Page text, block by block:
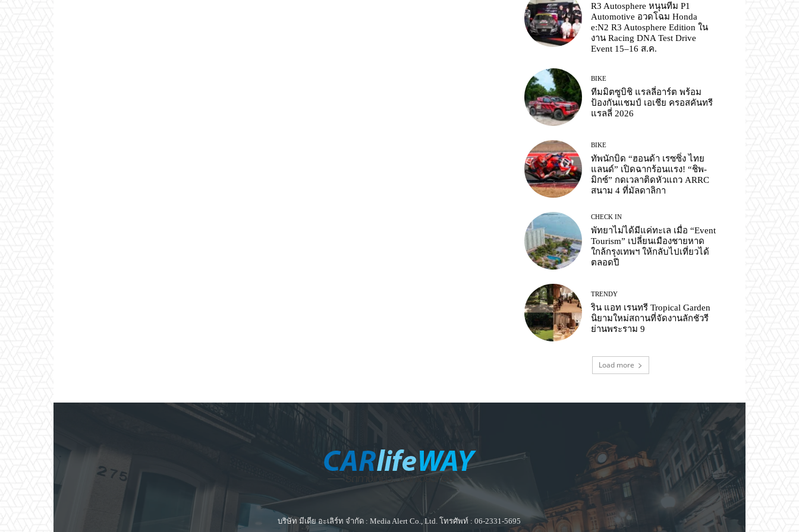
R3 Autosphere หนุนทีม P1
Automotive อวดโฉม Honda
e:N2 R3 Autosphere Edition ใน
งาน Racing DNA Test Drive
Event 15–16 ส.ค.
BIKE
ทีมมิตซูบิชิ แรลลี่อาร์ต พร้อม
ป้องกันแชมป์ เอเชีย ครอสคันทรี
แรลลี่ 2026
BIKE
ทัพนักบิด “ฮอนด้า เรซซิ่ง ไทย
แลนด์” เปิดฉากร้อนแรง! “ชิพ-
มิกซ์” กดเวลาติดหัวแถว ARRC
สนาม 4 ที่มัลดาลิกา
CHECK IN
พัทยาไม่ได้มีแค่ทะเล เมื่อ “Event
Tourism” เปลี่ยนเมืองชายหาด
ใกล้กรุงเทพฯ ให้กลับไปเที่ยวได้
ตลอดปี
TRENDY
ริน แอท เรนทรี Tropical Garden
นิยามใหม่สถานที่จัดงานลักชัวรี
ย่านพระราม 9
Load more
บริษัท มีเดีย อะเลิร์ท จำกัด : Media Alert Co., Ltd. โทรศัพท์ : 06-2331-5695